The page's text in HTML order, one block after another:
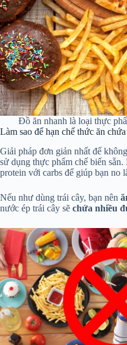
Đồ ăn nhanh là loại thực
Làm sao để hạn chế thức ăn
Giải pháp đơn giản nhất để
sử dụng thực phẩm chế biến sẵn.
protein với carbs để giúp bạn no
Nếu như dùng trái cây, bạn nên
nước ép trái cây sẽ chứa nhiều